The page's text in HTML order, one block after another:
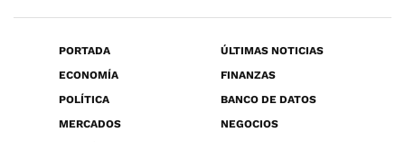
PORTADA
ÚLTIMAS NOTICIAS
ECONOMÍA
FINANZAS
POLÍTICA
BANCO DE DATOS
MERCADOS
NEGOCIOS